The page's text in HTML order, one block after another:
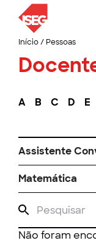
Início/ Pessoas
A B C D E
Assistente
Matemática
Não foram